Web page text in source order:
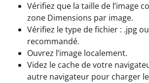
Vérifiez que la taille de l’image
zone Dimensions par image.
Vérifiez le type de fichier : .jpg
recommandé.
Ouvrez l’image localement.
Videz le cache de votre
autre navigateur pour charger